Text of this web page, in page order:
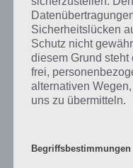
Brain Out ist nicht wie jede
gezielt um die Ecke
die Level erfolgreich
verschieben, die richtige
dein Gerät schütteln oder
gleichzeitig machen.
nehmen wollen.
Sicherheitslücken
Schutz nicht
diesem Grund steht
frei,
alternativen
uns zu übermitteln.
Begriffsbestimmungen